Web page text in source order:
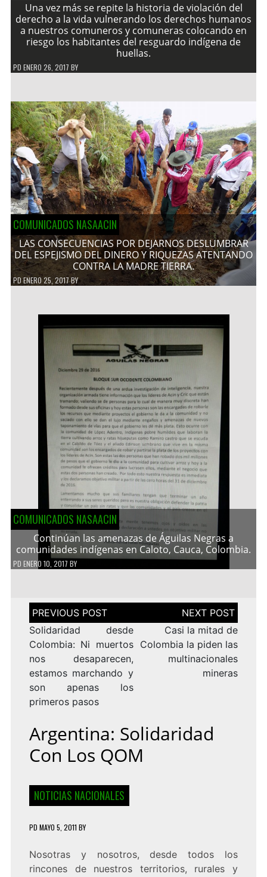
Una vez más se repite la historia de violación del
derecho a la vida vulnerando los derechos humanos
a nuestros comuneros y comuneras colocando en
riesgo los habitantes del resguardo indígena de
huellas.
PD ENERO 26, 2017 BY
COMUNICADOS NASAACIN
LAS CONSECUENCIAS POR DEJARNOS DESLUMBRAR
DEL ESPEJISMO DEL DINERO Y RIQUEZAS ATENTANDO
CONTRA LA MADRE TIERRA.
PDENERO 25, 2017BY
COMUNICADOS NASAACIN
Continúan las amenazas de Águilas Negras a
comunidades indígenas en Caloto, Cauca, Colombia.
PD ENERO 10, 2017 BY
Navegación
de
entradas
Solidaridad desde
Colombia: Ni muertos
nos desaparecen,
estamos marchando y
son apenas los
primeros pasos
Casi la mitad de
Colombia la piden las
multinacionales
mineras
Argentina: Solidaridad
Con Los QOM
NOTICIAS NACIONALES
PD MAYO 5, 2011 BY
Nosotras y nosotros, desde todos los
rincones de nuestros territorios, rurales y